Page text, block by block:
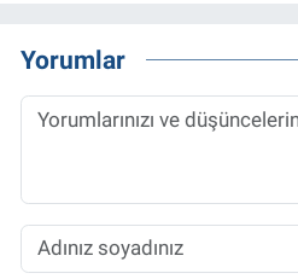
Yorumlar